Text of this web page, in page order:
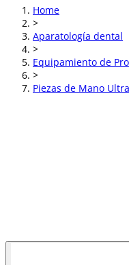
Home
>
Aparatología dental
>
Equipamiento de
>
Piezas de Mano